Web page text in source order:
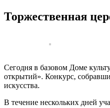
Торжественная
Сегодня в базовом Доме
открытий». Конкурс,
искусства.
В течение нескольких дней